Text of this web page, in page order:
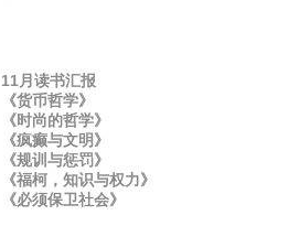
11月读书汇报
《货币哲学》
《时尚的哲学》
《疯癫与文明》
《规训与惩罚》
《福柯，知识与权力》
《必须保卫社会》